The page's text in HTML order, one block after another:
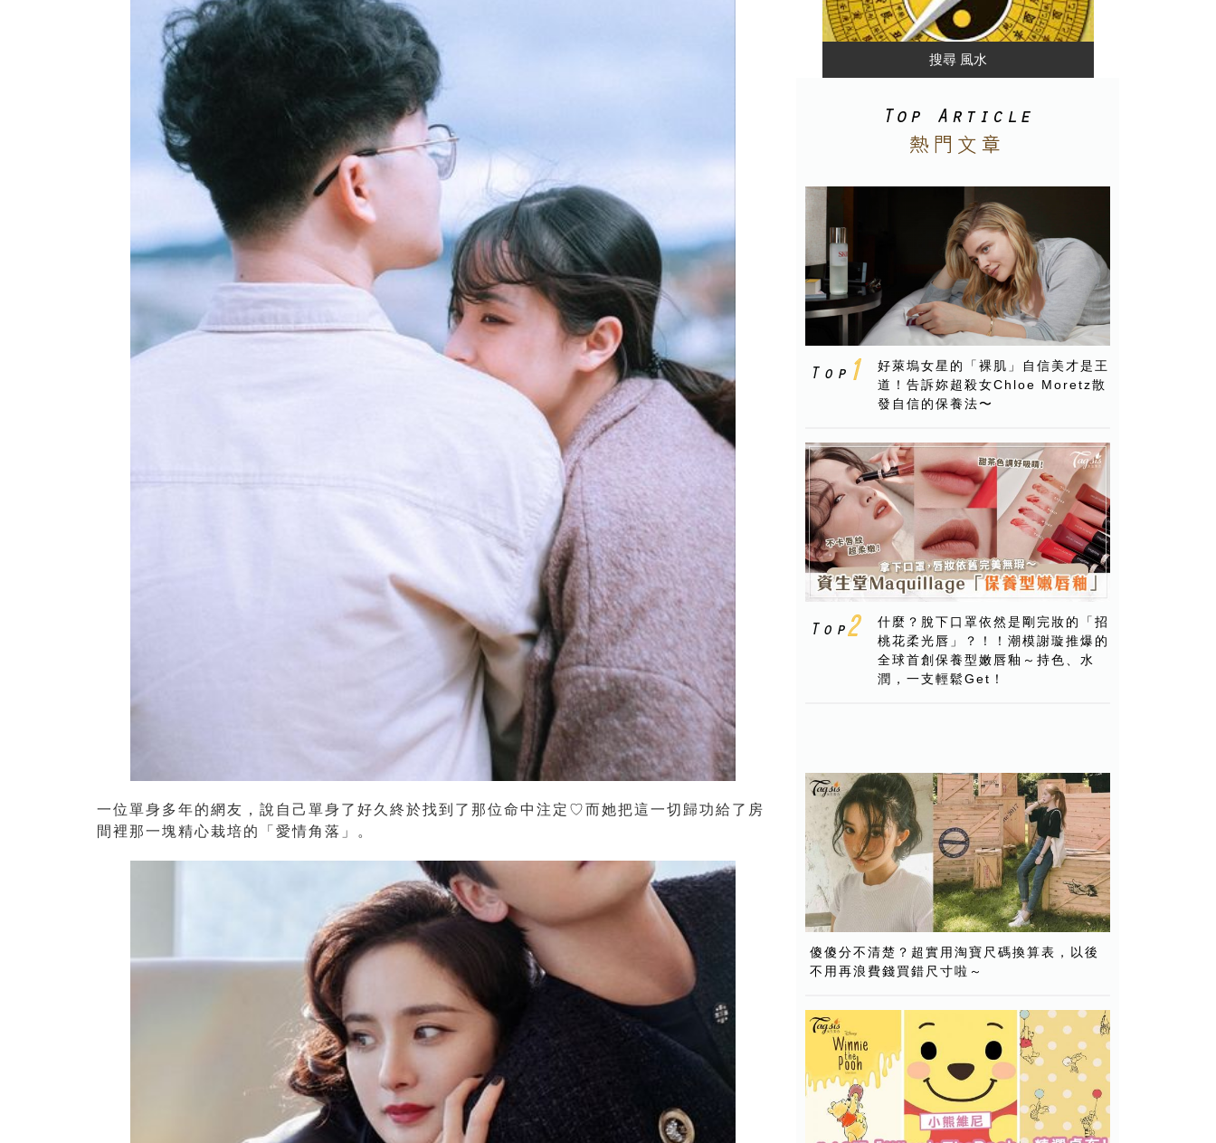
一位單身多年的網友，說自己單身了好久終於找到了那位命中注定♡而她把這一切歸功給了房
間裡那一塊精心栽培的「愛情角落」。
好萊塢女星的「裸肌」自信美才是王
道！告訴妳超殺女Chloe Moretz散
發自信的保養法〜
什麼？脫下口罩依然是剛完妝的「招
桃花柔光唇」？！！潮模謝璇推爆的
全球首創保養型嫩唇釉～持色、水
潤，一支輕鬆Get！
傻傻分不清楚？超實用淘寶尺碼換算表，以後
不用再浪費錢買錯尺寸啦～